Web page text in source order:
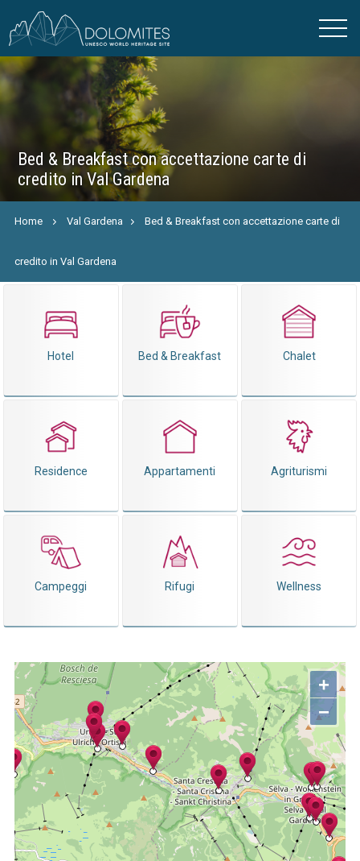
Bed & Breakfast con accettazione carte di
credito in Val Gardena
Home Val Gardena Bed & Breakfast con accettazione carte di
credito in Val Gardena
Hotel Bed & Breakfast Chalet
Residence Appartamenti Agriturismi
Campeggi Rifugi Wellness
+
−